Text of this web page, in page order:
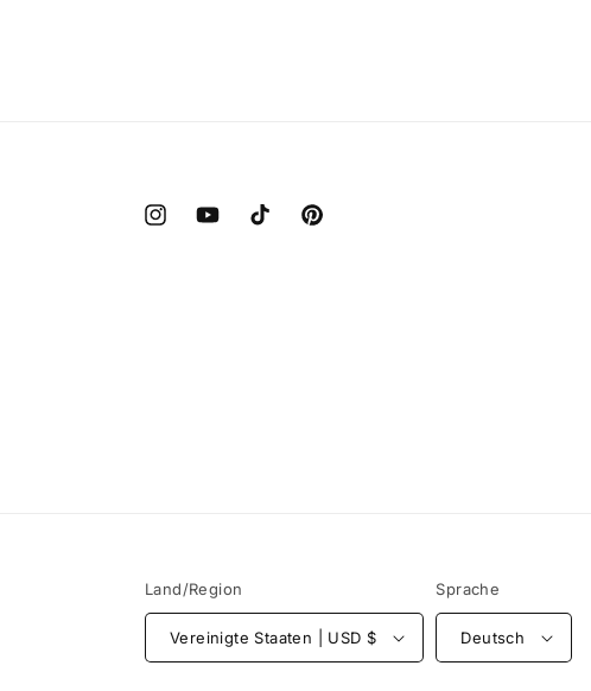
InstagramYouTubeTikTok Pinterest
Land/Region
Vereinigte Staaten | USD $
Sprache
Deutsch